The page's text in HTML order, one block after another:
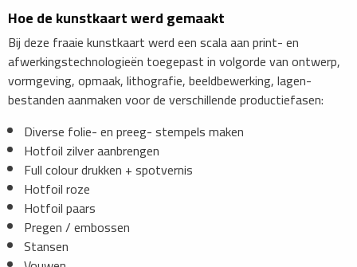
Hoe de kunstkaart werd gemaakt
Bij deze fraaie kunstkaart werd een scala aan print- en
afwerkingstechnologieën toegepast in volgorde van ontwerp,
vormgeving, opmaak, lithografie, beeldbewerking, lagen-
bestanden aanmaken voor de verschillende productiefasen:
Diverse folie- en preeg- stempels maken
Hotfoil zilver aanbrengen
Full colour drukken + spotvernis
Hotfoil roze
Hotfoil paars
Pregen / embossen
Stansen